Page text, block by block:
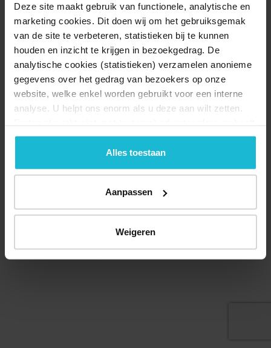
Deze site maakt gebruik van functionele, analytische en
marketing cookies. Dit doen wij om het gebruiksgemak
van de site te verbeteren, statistieken bij te kunnen
houden en inzicht te krijgen in bezoekgedrag. De
analytische cookies (statistieken) verzamelen anonieme
gegevens over het gedrag van bezoekers op onze
website, welke enkel worden gebruikt voor een interne
analyse. U helpt ons enorm als u deze aan wilt zetten.
geen commerciële doelstelling. U kunt deze cookies via
de knoppen accepteren, beheren of weigeren.
Alles toestaan
Aanpassen
Weigeren
© 2026 Stichting Forten Nederland
Over ons
Doneer nu Disclaimer
Contact
Forten.nl wordt ondersteund door de